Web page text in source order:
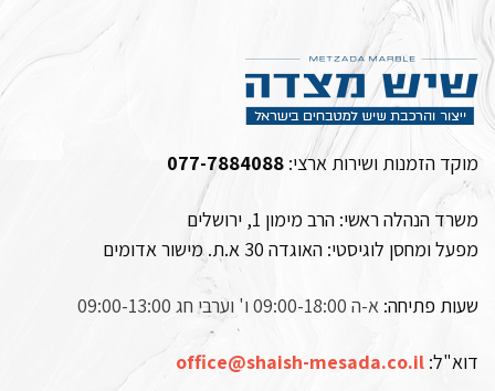
מוקד הזמנות ושירות ארצי: 077-7884088
משרד הנהלה ראשי: הרב מימון 1, ירושלים
מפעל ומחסן לוגיסטי: האוגדה 30 א.ת. מישור אדומים
שעות פתיחה: א-ה 09:00-18:00 ו' וערבי חג 09:00-13:00
דוא"ל: office@shaish-mesada.co.il